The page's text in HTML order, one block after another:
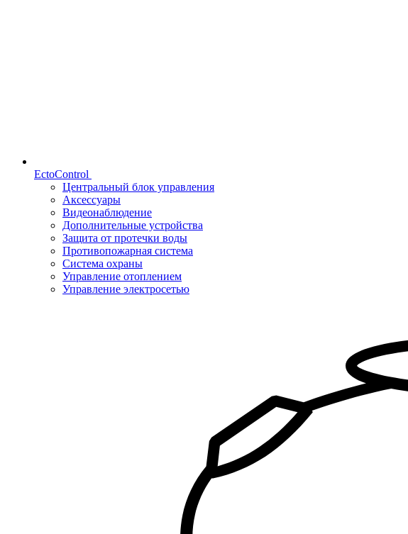
EctoControl
Центральный блок управления
Аксессуары
Видеонаблюдение
Дополнительные устройства
Защита от протечки воды
Противопожарная система
Система охраны
Управление отоплением
Управление электросетью